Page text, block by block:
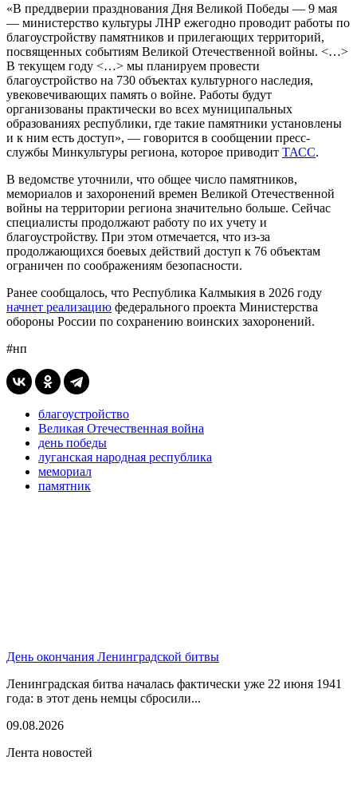
«В преддверии празднования Дня Великой Победы — 9 мая
— министерство культуры ЛНР ежегодно проводит работы по
благоустройству памятников и прилегающих территорий,
посвященных событиям Великой Отечественной войны. <…>
В текущем году <…> мы планируем провести
благоустройство на 730 объектах культурного наследия,
увековечивающих память о войне. Работы будут
организованы практически во всех муниципальных
образованиях республики, где такие памятники установлены
и к ним есть доступ», — говорится в сообщении пресс-
службы Минкультуры региона, которое приводит ТАСС.
В ведомстве уточнили, что общее число памятников,
мемориалов и захоронений времен Великой Отечественной
войны на территории региона значительно больше. Сейчас
специалисты продолжают работу по их учету и
благоустройству. При этом отмечается, что из-за
продолжающихся боевых действий доступ к 76 объектам
ограничен по соображениям безопасности.
Ранее сообщалось, что Республика Калмыкия в 2026 году
начнет реализацию федерального проекта Министерства
обороны России по сохранению воинских захоронений.
#нп
благоустройство
Великая Отечественная война
день победы
луганская народная республика
мемориал
памятник
День окончания Ленинградской битвы
Ленинградская битва началась фактически уже 22 июня 1941
года: в этот день немцы сбросили...
09.08.2026
Лента новостей